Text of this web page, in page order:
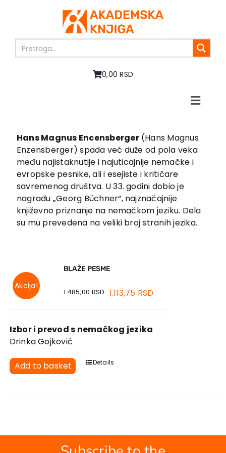
0,00 RSD
Toggle
About us
Books
In preparation
Sale
Authors
News
EU PROJECTS
Hans Magnus Encensberger(Hans Magnus
Enzensberger) spada već duže od pola veka
među najistaknutije i najuticajnije nemačke i
evropske pesnike, ali i esejiste i kritičare
savremenog društva. U 33. godini dobio je
nagradu „Georg Büchner“, najznačajnije
književno priznanje na nemačkom jeziku. Dela
su mu prevedena na veliki broj stranih jezika.
Akcija!
BLAŽE PESME
1.485,00RSD 1.113,75 RSD
Izbor i prevod s nemačkog jezika
Drinka Gojković
Add to basket Details